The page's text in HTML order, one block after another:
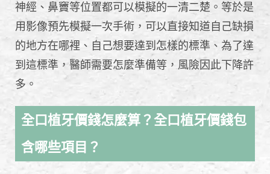
神經、鼻竇等位置都可以模擬的一清二楚。等於是
用影像預先模擬一次手術，可以直接知道自己缺損
的地方在哪裡、自己想要達到怎樣的標準、為了達
到這標準，醫師需要怎麼準備等，風險因此下降許
多。
全口植牙價錢怎麼算？全口植牙價錢包
含哪些項目？